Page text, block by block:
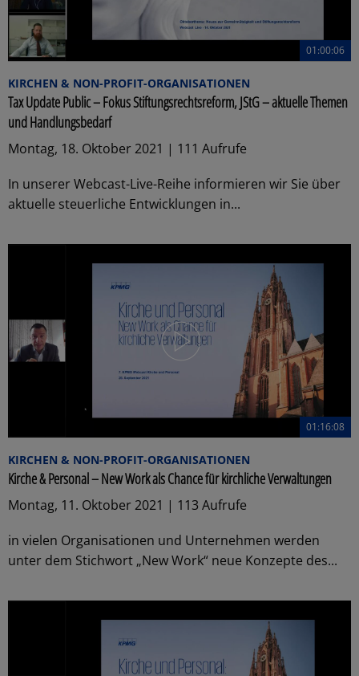
01:00:06
KIRCHEN & NON-PROFIT-ORGANISATIONEN
Tax Update Public – Fokus Stiftungsrechtsreform, JStG – aktuelle Themen
und Handlungsbedarf
Montag, 18. Oktober 2021 | 111 Aufrufe
In unserer Webcast-Live-Reihe informieren wir Sie über
aktuelle steuerliche Entwicklungen in...
01:16:08
KIRCHEN & NON-PROFIT-ORGANISATIONEN
Kirche & Personal – New Work als Chance für kirchliche Verwaltungen
Montag, 11. Oktober 2021 | 113 Aufrufe
in vielen Organisationen und Unternehmen werden
unter dem Stichwort „New Work“ neue Konzepte des...